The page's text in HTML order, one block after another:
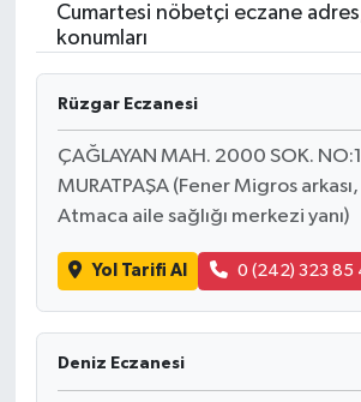
Cumartesi nöbetçi eczane
konumları
Rüzgar Eczanesi
ÇAĞLAYAN MAH. 2000 SOK.
MURATPAŞA (Fener Migros
Atmaca aile sağlığı merkezi yanı)
Yol Tarifi Al 0 (242) 323 85
Deniz Eczanesi